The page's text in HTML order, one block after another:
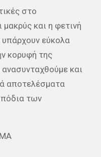
στο
και η φετινή
υπάρχουν εύκολα
κορυφή της
και
αποτελέσματα
των